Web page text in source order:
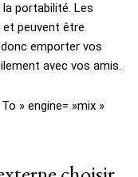
portabilité. Les
peuvent être
emporter vos
avec vos amis.
» engine= »mix »